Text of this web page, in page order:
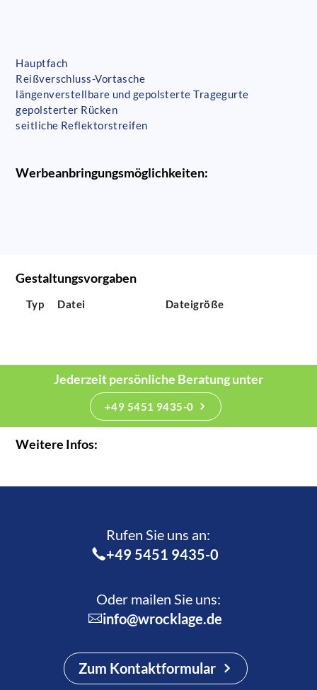
Hauptfach
Reißverschluss-Vortasche
längenverstellbare und gepolsterte Tragegurte
gepolsterter Rücken
seitliche Reflektorstreifen
Werbeanbringungsmöglichkeiten:
Gestaltungsvorgaben
Typ Datei Dateigröße
Jederzeit persönliche Beratung unter
+49 5451 9435-0
Weitere Infos:
Rufen Sie uns an:­
+49 5451 9435-0
Oder mailen Sie uns:
info@wrocklage.de
Zum Kontaktformular